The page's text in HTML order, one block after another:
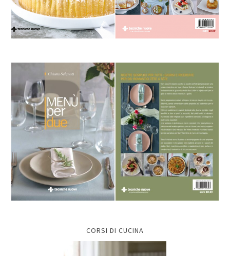
CORSI DI CUCINA